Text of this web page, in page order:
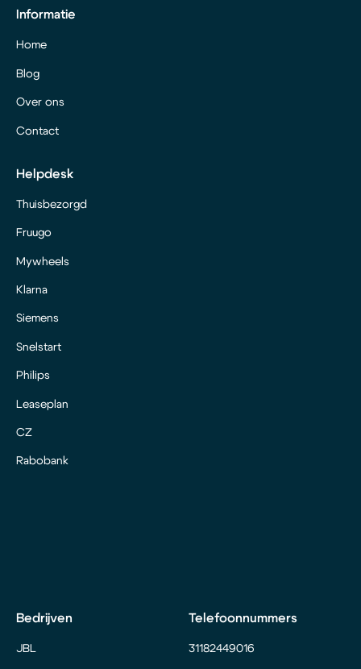
Informatie
Home
Blog
Over ons
Contact
Helpdesk
Thuisbezorgd
Fruugo
Mywheels
Klarna
Siemens
Snelstart
Philips
Leaseplan
CZ
Rabobank
Bedrijven
JBL
Telefoonnummers
31182449016